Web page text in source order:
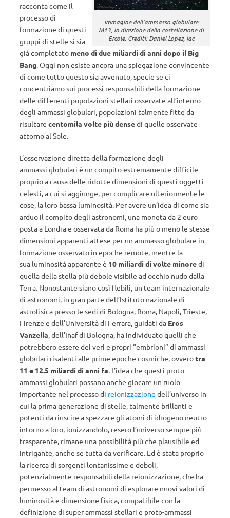
Immagine dell’ammasso globulare
M13, in direzione della costellazione di
Ercole. Crediti: Daniel Lopez, Iac
racconta come il
processo di
formazione di questi
gruppi di stelle si sia
già completato meno di due miliardi di anni dopo il Big
Bang. Oggi non esiste ancora una spiegazione convincente
di come tutto questo sia avvenuto, specie se ci
concentriamo sui processi responsabili della formazione
delle differenti popolazioni stellari osservate all’interno
degli ammassi globulari, popolazioni talmente fitte da
risultare centomila volte più densedi quelle osservate
attorno al Sole.
L’osservazione diretta della formazione degli
ammassi globulari è un compito estremamente difficile
proprio a causa delle ridotte dimensioni di questi oggetti
celesti, a cui si aggiunge, per complicare ulteriormente le
cose, la loro bassa luminosità. Per avere un’idea di come sia
arduo il compito degli astronomi, una moneta da 2 euro
posta a Londra e osservata da Roma ha più o meno le stesse
dimensioni apparenti attese per un ammasso globulare in
formazione osservato in epoche remote, mentre la
sua luminosità apparente è 10 miliardi di volte minoredi
quella della stella più debole visibile ad occhio nudo dalla
Terra. Nonostante siano così flebili, un team internazionale
di astronomi, in gran parte dell’Istituto nazionale di
astrofisica presso le sedi di Bologna, Roma, Napoli, Trieste,
Firenze e dell’Università di Ferrara, guidati da Eros
Vanzella, dell’Inaf di Bologna, ha individuato quelli che
potrebbero essere dei veri e propri “embrioni” di ammassi
globulari risalenti alle prime epoche cosmiche, ovvero tra
11 e 12.5 miliardi di anni fa. L’idea che questi proto-
ammassi globulari possano anche giocare un ruolo
importante nel processo di reionizzazione dell’universo in
cui la prima generazione di stelle, talmente brillanti e
potenti da riuscire a spezzare gli atomi di idrogeno neutro
intorno a loro, ionizzandolo, resero l’universo sempre più
trasparente, rimane una possibilità più che plausibile ed
intrigante, anche se tutta da verificare. Ed è stata proprio
la ricerca di sorgenti lontanissime e deboli,
potenzialmente responsabili della reionizzazione, che ha
permesso al team di astronomi di esplorare nuovi valori di
luminosità e dimensione fisica, compatibile con la
definizione di super ammassi stellari e proto-ammassi